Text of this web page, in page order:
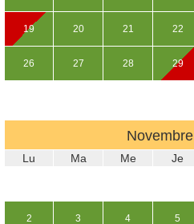
19 20 21 22
26 27 28 29
Novembre
Lu Ma Me Je
2 3 4 5